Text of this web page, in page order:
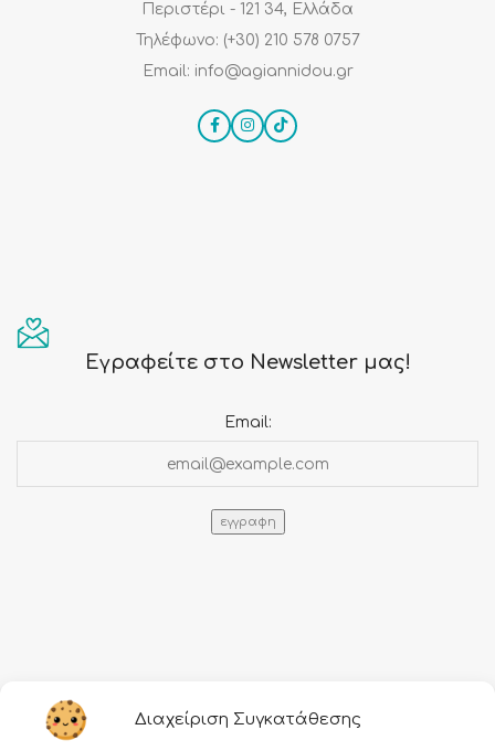
Διαχείριση Συγκατάθεσης
Περιστέρι - 121 34, Ελλάδα
Τηλέφωνο: (+30) 210 578 0757
Email: info@agiannidou.gr
Εγραφείτε στο Newsletter μας!
Email:
Πληροφορίες